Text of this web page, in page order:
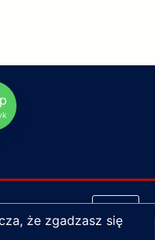
że zgadzasz się